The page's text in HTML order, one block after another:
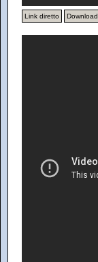
Link diretto Download